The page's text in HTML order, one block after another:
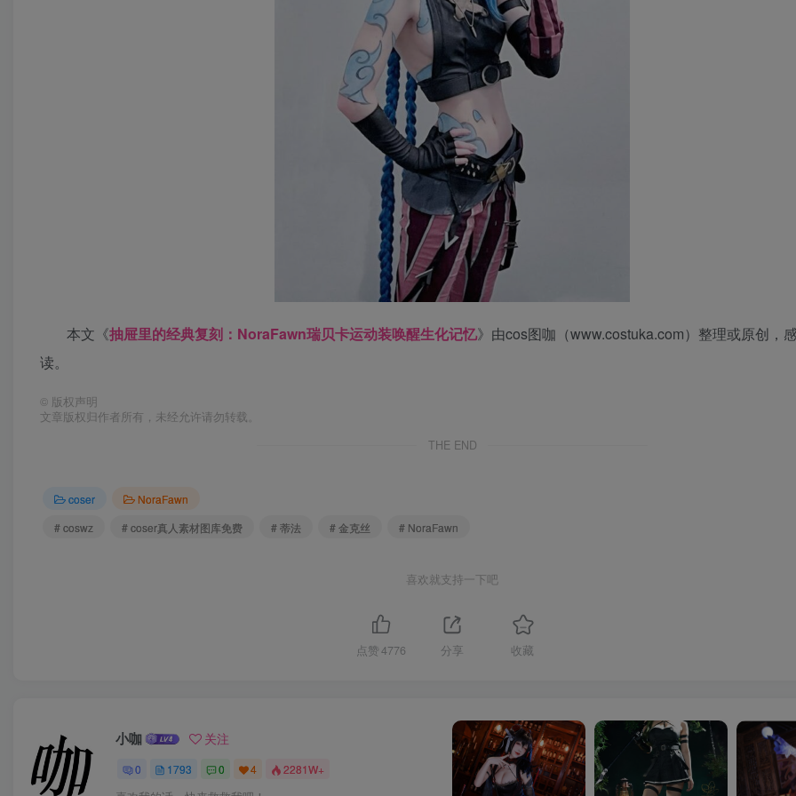
本文《抽屉里的经典复刻：NoraFawn瑞贝卡运动装唤醒生化记忆》由cos图咖（www.costuka.com）整理或原创，
读。
© 版权声明
文章版权归作者所有，未经允许请勿转载。
THE END
coser
NoraFawn
# coswz
# coser真人素材图库免费 # 蒂法 # 金克丝 # NoraFawn
喜欢就支持一下吧
点赞 4776 分享 收藏
小咖 关注
0 1793 0 4 2281W+